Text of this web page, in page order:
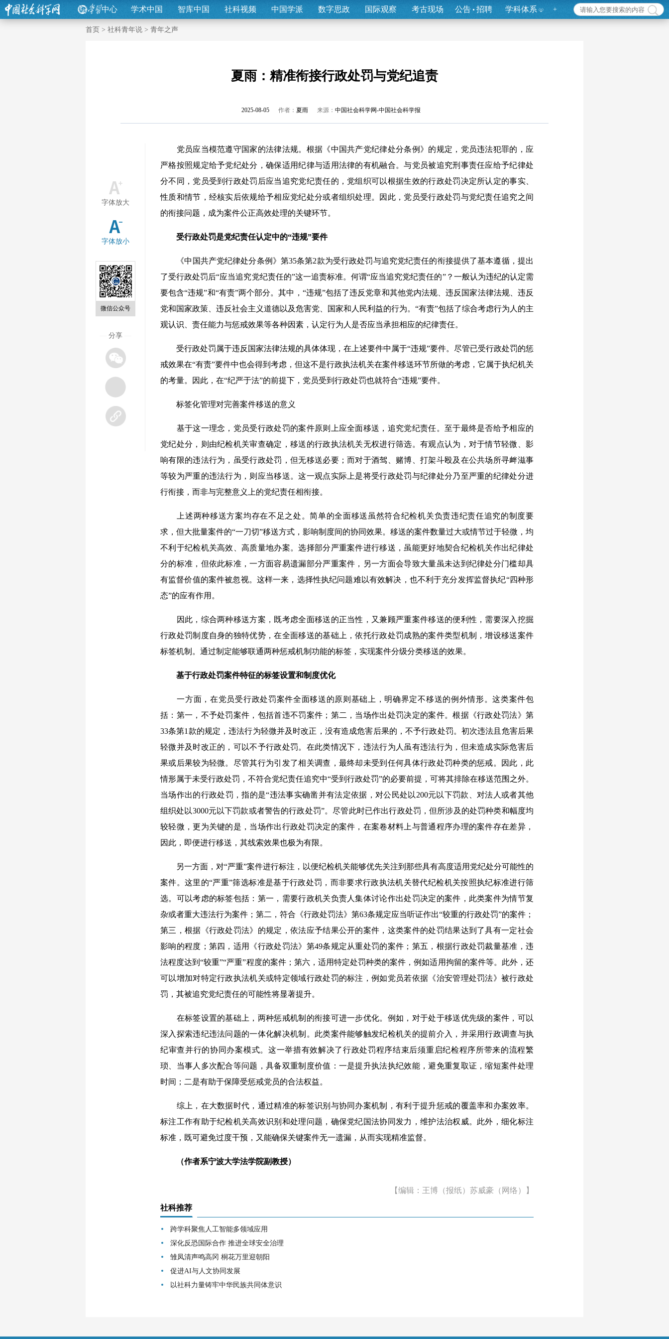
中心 学术中国 智库中国 社科视频 中国学派 数字思政 国际观察 考古现场 公告 招聘 学科体系 +
首页 > 社科青年说 > 青年之声
夏雨：精准衔接行政处罚与党纪追责
2025-08-05 作者： 夏雨 来源： 中国社会科学网-中国社会科学报
字体放大
字体放小
微信公众号
分享
党员应当模范遵守国家的法律法规。根据《中国共产党纪律处分条例》的规定，党员违法犯罪的，应
严格按照规定给予党纪处分，确保适用纪律与适用法律的有机融合。与党员被追究刑事责任应给予纪律处
分不同，党员受到行政处罚后应当追究党纪责任的，党组织可以根据生效的行政处罚决定所认定的事实、
性质和情节，经核实后依规给予相应党纪处分或者组织处理。因此，党员受行政处罚与党纪责任追究之间
的衔接问题，成为案件公正高效处理的关键环节。
受行政处罚是党纪责任认定中的“违规”要件
《中国共产党纪律处分条例》第35条第2款为受行政处罚与追究党纪责任的衔接提供了基本遵循，提出
了受行政处罚后“应当追究党纪责任的”这一追责标准。何谓“应当追究党纪责任的”？一般认为违纪的认定需
要包含“违规”和“有责”两个部分。其中，“违规”包括了违反党章和其他党内法规、违反国家法律法规、违反
党和国家政策、违反社会主义道德以及危害党、国家和人民利益的行为。“有责”包括了综合考虑行为人的主
观认识、责任能力与惩戒效果等各种因素，认定行为人是否应当承担相应的纪律责任。
受行政处罚属于违反国家法律法规的具体体现，在上述要件中属于“违规”要件。尽管已受行政处罚的惩
戒效果在“有责”要件中也会得到考虑，但这不是行政执法机关在案件移送环节所做的考虑，它属于执纪机关
的考量。因此，在“纪严于法”的前提下，党员受到行政处罚也就符合“违规”要件。
标签化管理对完善案件移送的意义
基于这一理念，党员受行政处罚的案件原则上应全面移送，追究党纪责任。至于最终是否给予相应的
党纪处分，则由纪检机关审查确定，移送的行政执法机关无权进行筛选。有观点认为，对于情节轻微、影
响有限的违法行为，虽受行政处罚，但无移送必要；而对于酒驾、赌博、打架斗殴及在公共场所寻衅滋事
等较为严重的违法行为，则应当移送。这一观点实际上是将受行政处罚与纪律处分乃至严重的纪律处分进
行衔接，而非与完整意义上的党纪责任相衔接。
上述两种移送方案均存在不足之处。简单的全面移送虽然符合纪检机关负责违纪责任追究的制度要
求，但大批量案件的“一刀切”移送方式，影响制度间的协同效果。移送的案件数量过大或情节过于轻微，均
不利于纪检机关高效、高质量地办案。选择部分严重案件进行移送，虽能更好地契合纪检机关作出纪律处
分的标准，但依此标准，一方面容易遗漏部分严重案件，另一方面会导致大量虽未达到纪律处分门槛却具
有监督价值的案件被忽视。这样一来，选择性执纪问题难以有效解决，也不利于充分发挥监督执纪“四种形
态”的应有作用。
因此，综合两种移送方案，既考虑全面移送的正当性，又兼顾严重案件移送的便利性，需要深入挖掘
行政处罚制度自身的独特优势，在全面移送的基础上，依托行政处罚成熟的案件类型机制，增设移送案件
标签机制。通过制定能够联通两种惩戒机制功能的标签，实现案件分级分类移送的效果。
基于行政处罚案件特征的标签设置和制度优化
一方面，在党员受行政处罚案件全面移送的原则基础上，明确界定不移送的例外情形。这类案件包
括：第一，不予处罚案件，包括首违不罚案件；第二，当场作出处罚决定的案件。根据《行政处罚法》第
33条第1款的规定，违法行为轻微并及时改正，没有造成危害后果的，不予行政处罚。初次违法且危害后果
轻微并及时改正的，可以不予行政处罚。在此类情况下，违法行为人虽有违法行为，但未造成实际危害后
果或后果较为轻微。尽管其行为引发了相关调查，最终却未受到任何具体行政处罚种类的惩戒。因此，此
情形属于未受行政处罚，不符合党纪责任追究中“受到行政处罚”的必要前提，可将其排除在移送范围之外。
当场作出的行政处罚，指的是“违法事实确凿并有法定依据，对公民处以200元以下罚款、对法人或者其他
组织处以3000元以下罚款或者警告的行政处罚”。尽管此时已作出行政处罚，但所涉及的处罚种类和幅度均
较轻微，更为关键的是，当场作出行政处罚决定的案件，在案卷材料上与普通程序办理的案件存在差异，
因此，即便进行移送，其线索效果也极为有限。
另一方面，对“严重”案件进行标注，以便纪检机关能够优先关注到那些具有高度适用党纪处分可能性的
案件。这里的“严重”筛选标准是基于行政处罚，而非要求行政执法机关替代纪检机关按照执纪标准进行筛
选。可以考虑的标签包括：第一，需要行政机关负责人集体讨论作出处罚决定的案件，此类案件为情节复
杂或者重大违法行为案件；第二，符合《行政处罚法》第63条规定应当听证作出“较重的行政处罚”的案件；
第三，根据《行政处罚法》的规定，依法应予结果公开的案件，这类案件的处罚结果达到了具有一定社会
影响的程度；第四，适用《行政处罚法》第49条规定从重处罚的案件；第五，根据行政处罚裁量基准，违
法程度达到“较重”“严重”程度的案件；第六，适用特定处罚种类的案件，例如适用拘留的案件等。此外，还
可以增加对特定行政执法机关或特定领域行政处罚的标注，例如党员若依据《治安管理处罚法》被行政处
罚，其被追究党纪责任的可能性将显著提升。
在标签设置的基础上，两种惩戒机制的衔接可进一步优化。例如，对于处于移送优先级的案件，可以
深入探索违纪违法问题的一体化解决机制。此类案件能够触发纪检机关的提前介入，并采用行政调查与执
纪审查并行的协同办案模式。这一举措有效解决了行政处罚程序结束后须重启纪检程序所带来的流程繁
琐、当事人多次配合等问题，具备双重制度价值：一是提升执法执纪效能，避免重复取证，缩短案件处理
时间；二是有助于保障受惩戒党员的合法权益。
综上，在大数据时代，通过精准的标签识别与协同办案机制，有利于提升惩戒的覆盖率和办案效率。
标注工作有助于纪检机关高效识别和处理问题，确保党纪国法协同发力，维护法治权威。此外，细化标注
标准，既可避免过度干预，又能确保关键案件无一遗漏，从而实现精准监督。
（作者系宁波大学法学院副教授）
【编辑：王博（报纸）苏威豪（网络）】
社科推荐
跨学科聚焦人工智能多领域应用
深化反恐国际合作 推进全球安全治理
雏凤清声鸣高冈 桐花万里迎朝阳
促进AI与人文协同发展
以社科力量铸牢中华民族共同体意识